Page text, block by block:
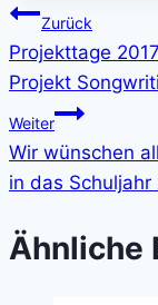
Zurück
Projekttage
Projekt
Weiter
Wir wünschen
in das Schuljahr
Ähnliche